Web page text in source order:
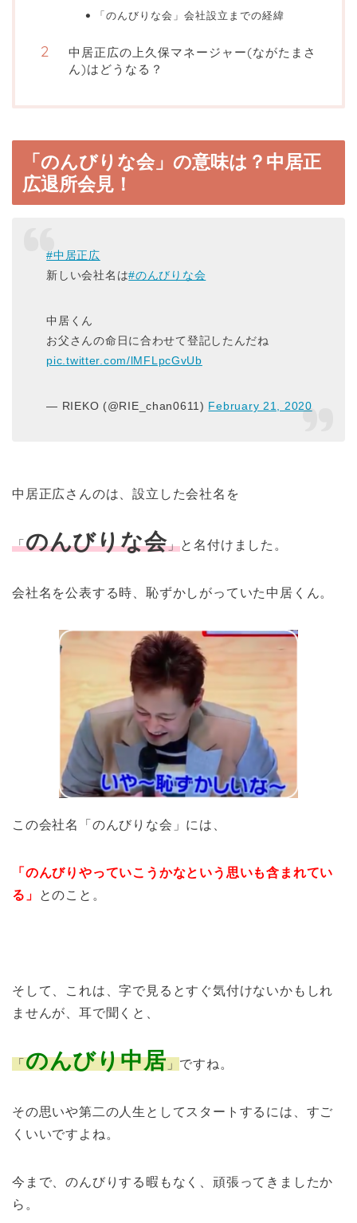
「のんびりな会」会社設立までの経緯
中居正広の上久保マネージャー(ながたまさ
ん)はどうなる？
「のんびりな会」の意味は？中居正
広退所会見！
#中居正広
新しい会社名は#のんびりな会
中居くん
お父さんの命日に合わせて登記したんだね
pic.twitter.com/lMFLpcGvUb
— RIEKO (@RIE_chan0611) February 21, 2020
中居正広さんのは、設立した会社名を
「のんびりな会」と名付けました。
会社名を公表する時、恥ずかしがっていた中居くん。
この会社名「のんびりな会」には、
「のんびりやっていこうかなという思いも含まれてい
る」
とのこと。
そして、これは、字で見るとすぐ気付けないかもしれ
ませんが、耳で聞くと、
「 のんびり中居 」 ですね。
その思いや第二の人生としてスタートするには、すご
くいいですよね。
今まで、のんびりする暇もなく、頑張ってきましたか
ら。